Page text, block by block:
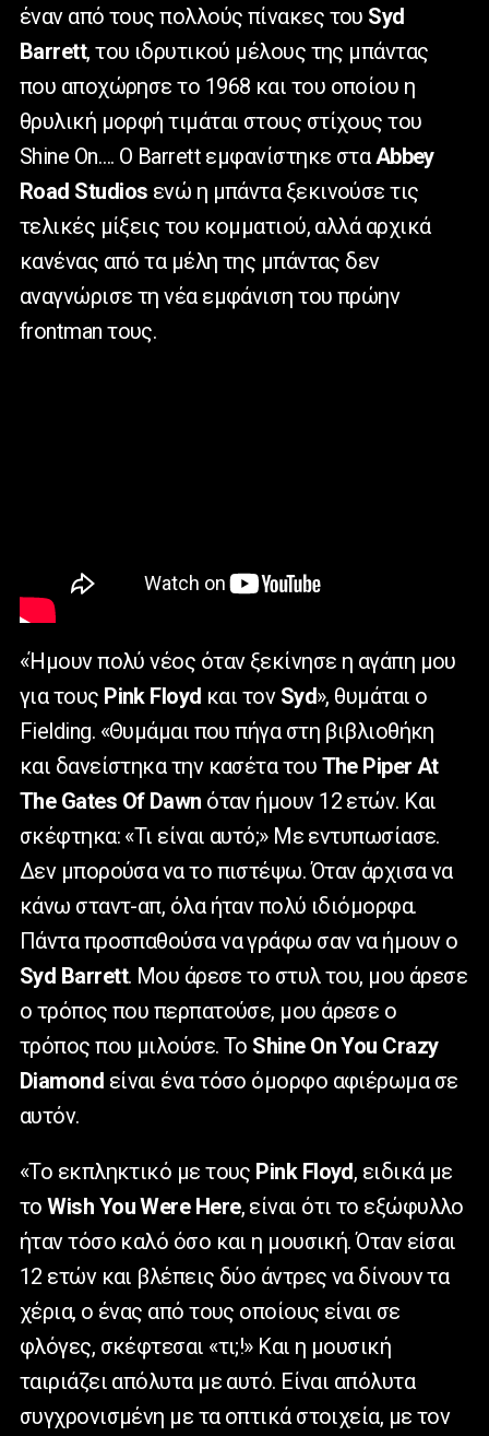
έναν από τους πολλούς πίνακες του Syd
Barrett, του ιδρυτικού μέλους της μπάντας
που αποχώρησε το 1968 και του οποίου η
θρυλική μορφή τιμάται στους στίχους του
Shine On…. Ο Barrett εμφανίστηκε σταAbbey
Road Studios ενώ η μπάντα ξεκινούσε τις
τελικές μίξεις του κομματιού, αλλά αρχικά
κανένας από τα μέλη της μπάντας δεν
αναγνώρισε τη νέα εμφάνιση του πρώην
frontman τους.
«Ήμουν πολύ νέος όταν ξεκίνησε η αγάπη μου
για τους Pink Floyd και τον Syd», θυμάται ο
Fielding. «Θυμάμαι που πήγα στη βιβλιοθήκη
και δανείστηκα την κασέτα του The Piper At
The Gates Of Dawn όταν ήμουν 12 ετών. Και
σκέφτηκα: «Τι είναι αυτό;» Με εντυπωσίασε.
Δεν μπορούσα να το πιστέψω. Όταν άρχισα να
κάνω σταντ-απ, όλα ήταν πολύ ιδιόμορφα.
Πάντα προσπαθούσα να γράφω σαν να ήμουν ο
Syd Barrett. Μου άρεσε το στυλ του, μου άρεσε
ο τρόπος που περπατούσε, μου άρεσε ο
τρόπος που μιλούσε. Το Shine OnYou Crazy
Diamond είναι ένα τόσο όμορφο αφιέρωμα σε
αυτόν.
«Το εκπληκτικό με τους Pink Floyd, ειδικά με
τοWish YouWere Here, είναι ότι το εξώφυλλο
ήταν τόσο καλό όσο και η μουσική. Όταν είσαι
12 ετών και βλέπεις δύο άντρες να δίνουν τα
χέρια, ο ένας από τους οποίους είναι σε
φλόγες, σκέφτεσαι «τι;!» Και η μουσική
ταιριάζει απόλυτα με αυτό. Είναι απόλυτα
συγχρονισμένη με τα οπτικά στοιχεία, με τον